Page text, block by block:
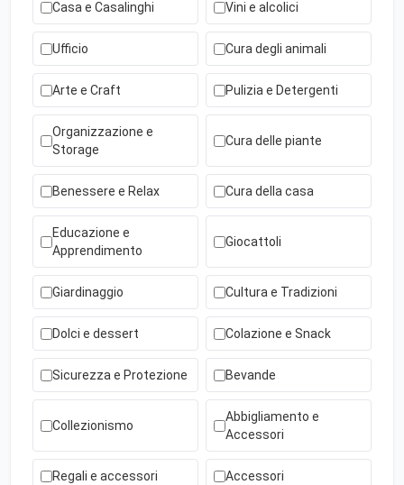
Casa e Casalinghi Vini e alcolici
Ufficio Cura degli animali
Arte e Craft Pulizia e Detergenti
Organizzazione e
Storage
Cura delle piante
Benessere e Relax Cura della casa
Educazione e
Apprendimento
Giocattoli
Giardinaggio Cultura e Tradizioni
Dolci e dessert Colazione e Snack
Sicurezza e Protezione Bevande
Collezionismo
Abbigliamento e
Accessori
Regali e accessori Accessori